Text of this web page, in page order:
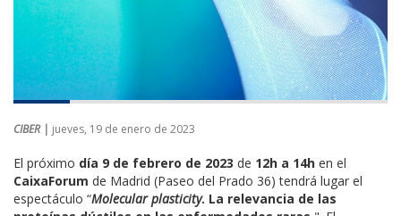
CIBER | jueves, 19 de enero de 2023
El próximo día 9 de febrero de 2023 de 12h a 14h en el
CaixaForum de Madrid (Paseo del Prado 36) tendrá lugar el
espectáculo “Molecular plasticity. La relevancia de las